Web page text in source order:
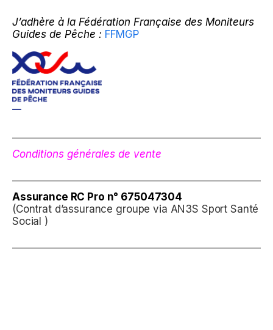
J’adhère à la Fédération Française des Moniteurs
Guides de Pêche : FFMGP
Conditions générales de vente
Assurance RC Pro n° 675047304
(Contrat d’assurance groupe via AN3S Sport Santé
Social )